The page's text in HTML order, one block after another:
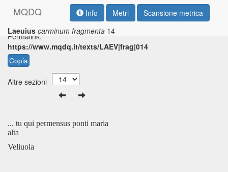
MQDQ Info Metri
Scansione metrica
Laeuius carminum fragmenta 14
Permalink:
https://www.mqdq.it/texts/LAEV|frag|014
Copia
Altre sezioni
... tu qui permensus ponti maria
alta
Veliuola